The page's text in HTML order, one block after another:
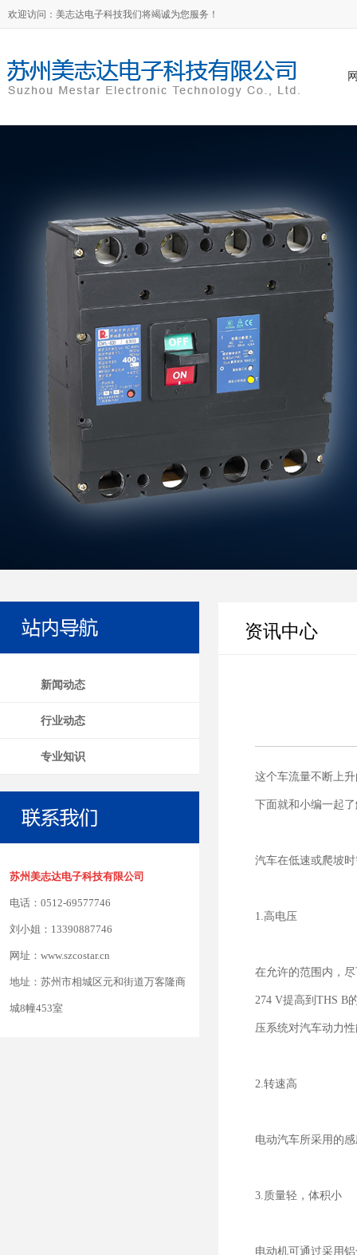
欢迎访问：美志达电子科技我们将竭诚为您服务！
新闻动态
行业动态
专业知识
苏州美志达电子科技有限公司
电话：0512-69577746
刘小姐：13390887746
网址：www.szcostar.cn
地址：苏州市相城区元和街道万客隆商
城8幢453室
资讯中心
这个车流量不断上
下面就和小编一起
汽车在低速或爬坡
1.高电压
在允许的范围内，
274 V提高到THS B
压系统对汽车动力
2.转速高
电动汽车所采用的
3.质量轻，体积小
电动机可通过采用